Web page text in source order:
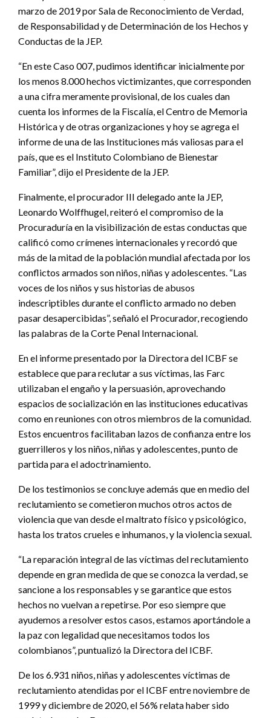
marzo de 2019 por Sala de Reconocimiento de Verdad,
de Responsabilidad y de Determinación de los Hechos y
Conductas de la JEP.
“En este Caso 007, pudimos identificar inicialmente por
los menos 8.000 hechos victimizantes, que corresponden
a una cifra meramente provisional, de los cuales dan
cuenta los informes de la Fiscalía, el Centro de Memoria
Histórica y de otras organizaciones y hoy se agrega el
informe de una de las Instituciones más valiosas para el
país, que es el Instituto Colombiano de Bienestar
Familiar”, dijo el Presidente de la JEP.
Finalmente, el procurador III delegado ante la JEP,
Leonardo Wolffhugel, reiteró el compromiso de la
Procuraduría en la visibilización de estas conductas que
calificó como crímenes internacionales y recordó que
más de la mitad de la población mundial afectada por los
conflictos armados son niños, niñas y adolescentes. “Las
voces de los niños y sus historias de abusos
indescriptibles durante el conflicto armado no deben
pasar desapercibidas”, señaló el Procurador, recogiendo
las palabras de la Corte Penal Internacional.
En el informe presentado por la Directora del ICBF se
establece que para reclutar a sus víctimas, las Farc
utilizaban el engaño y la persuasión, aprovechando
espacios de socialización en las instituciones educativas
como en reuniones con otros miembros de la comunidad.
Estos encuentros facilitaban lazos de confianza entre los
guerrilleros y los niños, niñas y adolescentes, punto de
partida para el adoctrinamiento.
De los testimonios se concluye además que en medio del
reclutamiento se cometieron muchos otros actos de
violencia que van desde el maltrato físico y psicológico,
hasta los tratos crueles e inhumanos, y la violencia sexual.
“La reparación integral de las víctimas del reclutamiento
depende en gran medida de que se conozca la verdad, se
sancione a los responsables y se garantice que estos
hechos no vuelvan a repetirse. Por eso siempre que
ayudemos a resolver estos casos, estamos aportándole a
la paz con legalidad que necesitamos todos los
colombianos”, puntualizó la Directora del ICBF.
De los 6.931 niños, niñas y adolescentes víctimas de
reclutamiento atendidas por el ICBF entre noviembre de
1999 y diciembre de 2020, el 56% relata haber sido